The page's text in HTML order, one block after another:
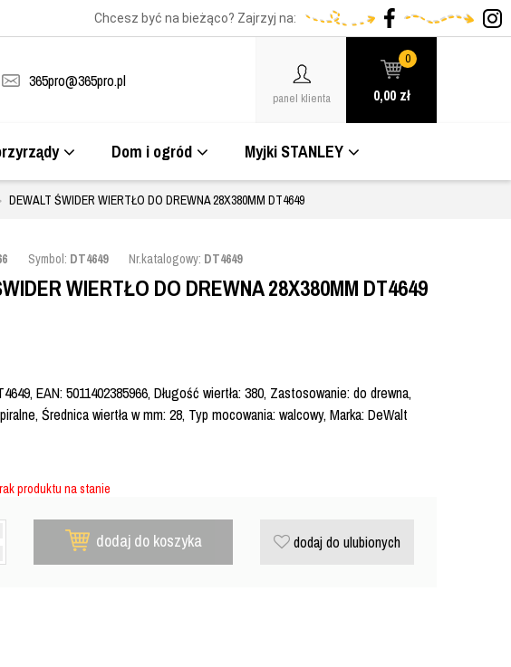
Chcesz być na bieżąco? Zajrzyj na:
365pro@365pro.pl
panel klienta
0
0,00 zł
Dom i ogród Myjki STANLEY
DEWALT ŚWIDER WIERTŁO DO DREWNA 28X380MM DT4649
Symbol: DT4649 Nr.katalogowy: DT4649
WIERTŁO DO DREWNA 28X380MM DT4649
EAN: 5011402385966, Długość wiertła: 380, Zastosowanie: do drewna,
Średnica wiertła w mm: 28, Typ mocowania: walcowy, Marka: DeWalt
produktu na stanie
dodaj do koszyka dodaj do ulubionych